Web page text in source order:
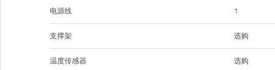
电源线
支撑架
温度传感器
1
选购
选购